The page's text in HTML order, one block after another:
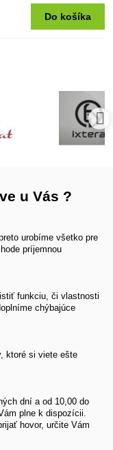
Do košíka
u Vás ?
urobíme všetko pre
príjemnou
funkciu, či vlastnosti
chýbajúce
ktoré si viete ešte
dní a od 10,00 do
plne k dispozícii.
hovor, určite Vám